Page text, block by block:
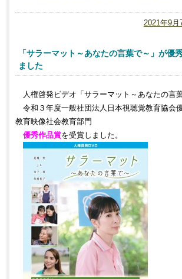
2021年9月
「サラーマット～あなたの言葉で～」が優
ました
人権啓発ビデオ「サラーマット～あなたの言
令和３年度一般社団法人日本視聴覚教育協会
教育映像社会教育部門
優秀作品賞を受賞しました。